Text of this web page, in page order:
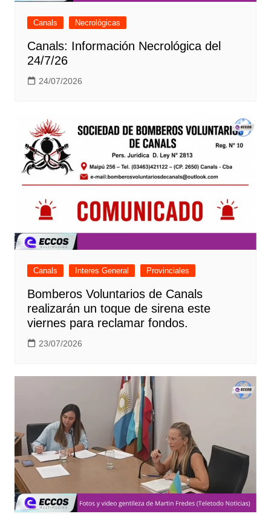
Canals Necrológicas
Canals: Información Necrológica del
24/7/26
24/07/2026
Canals Interes General Provinciales
Bomberos Voluntarios de Canals
realizarán un toque de sirena este
viernes para reclamar fondos.
23/07/2026